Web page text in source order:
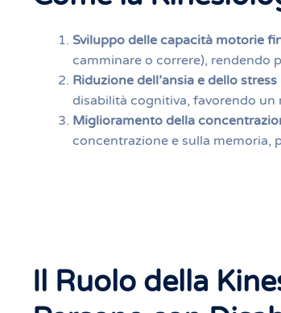
Sviluppo delle capacità motorie
camminare o correre), rendendo
Riduzione dell’ansia e dello stress
disabilità cognitiva, favorendo
Miglioramento della
concentrazione e sulla memoria,
Il Ruolo della